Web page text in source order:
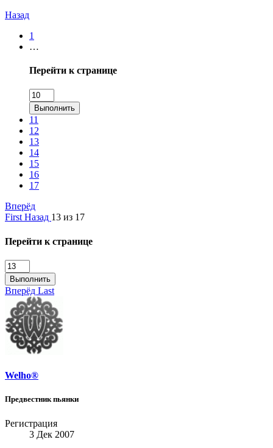
Назад
1
…
Перейти к странице
Выполнить
11
12
13
14
15
16
17
Вперёд
First Назад 13 из 17
Перейти к странице
Выполнить
Вперёд Last
Welho®
Предвестник пьянки
Регистрация
3 Дек 2007